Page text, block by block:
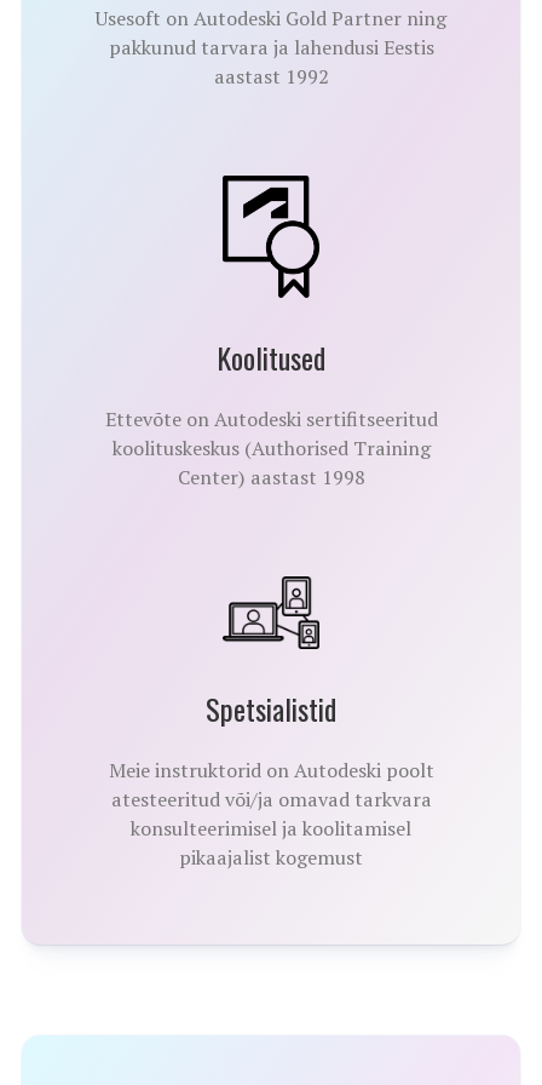
Usesoft on Autodeski Gold Partner ning
pakkunud tarvara ja lahendusi Eestis
aastast 1992
Koolitused
Ettevõte on Autodeski sertifitseeritud
koolituskeskus (Authorised Training
Center) aastast 1998
Spetsialistid
Meie instruktorid on Autodeski poolt
atesteeritud või/ja omavad tarkvara
konsulteerimisel ja koolitamisel
pikaajalist kogemust